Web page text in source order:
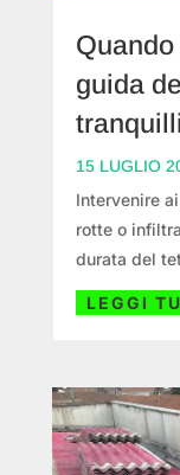
guida
15 LUGLIO
Intervenire
rotte o
durata del
del
della
LEGGI